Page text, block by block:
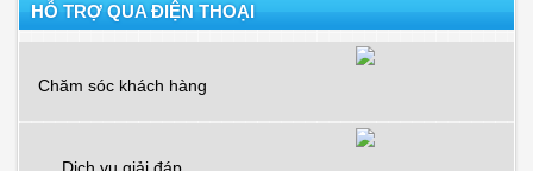
HỖ TRỢ QUA ĐIỆN THOẠI
Chăm sóc khách hàng